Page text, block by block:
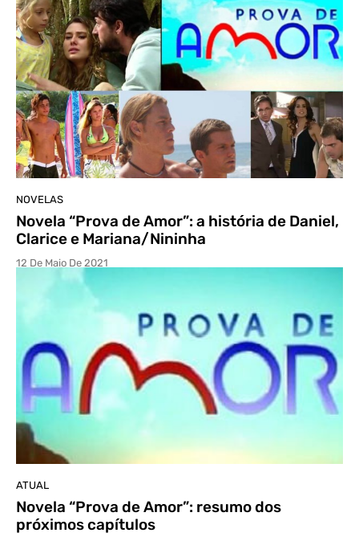
NOVELAS
Novela “Prova de Amor”: a história de Daniel,
Clarice e Mariana/Nininha
12 De Maio De 2021
ATUAL
Novela “Prova de Amor”: resumo dos
próximos capítulos